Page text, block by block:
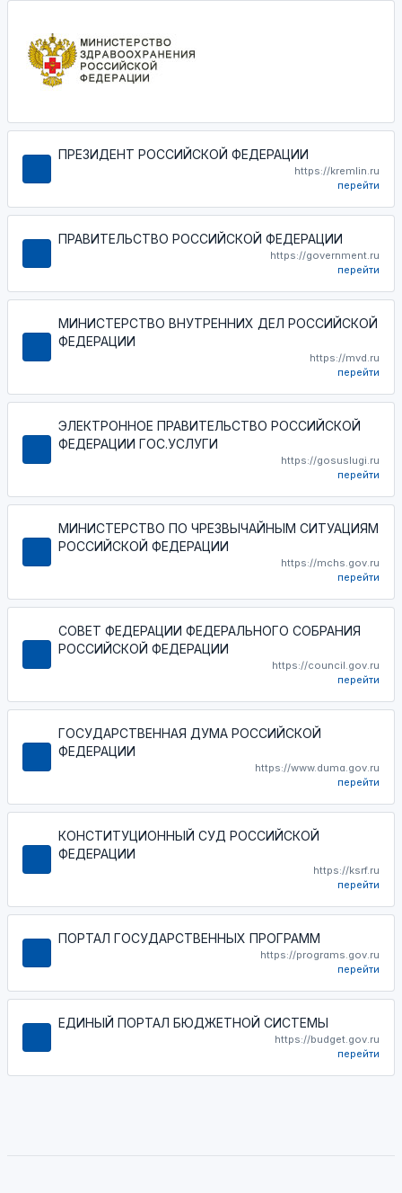
ПРЕЗИДЕНТ РОССИЙСКОЙ ФЕДЕРАЦИИ
https://kremlin.ru
перейти
ПРАВИТЕЛЬСТВО РОССИЙСКОЙ ФЕДЕРАЦИИ
https://government.ru
перейти
МИНИСТЕРСТВО ВНУТРЕННИХ ДЕЛ РОССИЙСКОЙ
ФЕДЕРАЦИИ
https://mvd.ru
перейти
ЭЛЕКТРОННОЕ ПРАВИТЕЛЬСТВО РОССИЙСКОЙ
ФЕДЕРАЦИИ ГОС.УСЛУГИ
https://gosuslugi.ru
перейти
МИНИСТЕРСТВО ПО ЧРЕЗВЫЧАЙНЫМ СИТУАЦИЯМ
РОССИЙСКОЙ ФЕДЕРАЦИИ
https://mchs.gov.ru
перейти
СОВЕТ ФЕДЕРАЦИИ ФЕДЕРАЛЬНОГО СОБРАНИЯ
РОССИЙСКОЙ ФЕДЕРАЦИИ
https://council.gov.ru
перейти
ГОСУДАРСТВЕННАЯ ДУМА РОССИЙСКОЙ
ФЕДЕРАЦИИ
https://www.duma.gov.ru
перейти
КОНСТИТУЦИОННЫЙ СУД РОССИЙСКОЙ
ФЕДЕРАЦИИ
https://ksrf.ru
перейти
ПОРТАЛ ГОСУДАРСТВЕННЫХ ПРОГРАММ
https://programs.gov.ru
перейти
ЕДИНЫЙ ПОРТАЛ БЮДЖЕТНОЙ СИСТЕМЫ
https://budget.gov.ru
перейти